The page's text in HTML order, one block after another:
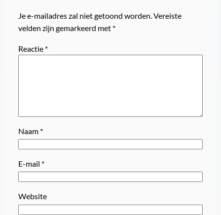
Je e-mailadres zal niet getoond worden.Vereiste
velden zijn gemarkeerd met *
Reactie *
Naam *
E-mail *
Website